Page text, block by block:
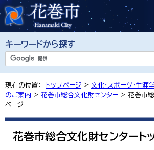
キーワードから探す
現在の位置： トップページ > 文化・スポーツ・生涯
のご案内 > 花巻市総合文化財センター > 花巻市総
ページ
花巻市総合文化財センタート